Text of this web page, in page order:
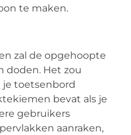
te maken.
zal de opgehoopte
doden. Het zou
je toetsenbord
bevat als je
gebruikers
aanraken,